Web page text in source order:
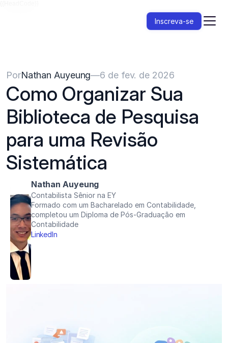
Inscreva-se
PorNathan Auyeung—6 de fev. de 2026
Como Organizar Sua
Biblioteca de Pesquisa
para uma Revisão
Sistemática
Nathan Auyeung
Contabilista Sênior na EY
Formado com um Bacharelado em Contabilidade,
completou um Diploma de Pós-Graduação em
Contabilidade
LinkedIn